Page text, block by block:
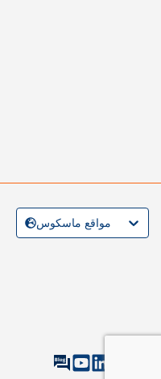
مواقع ماسكوس